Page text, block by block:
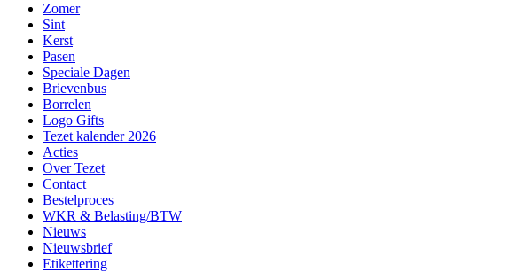
Zomer
Sint
Kerst
Pasen
Speciale Dagen
Brievenbus
Borrelen
Logo Gifts
Tezet kalender 2026
Acties
Over Tezet
Contact
Bestelproces
WKR & Belasting/BTW
Nieuws
Nieuwsbrief
Etikettering